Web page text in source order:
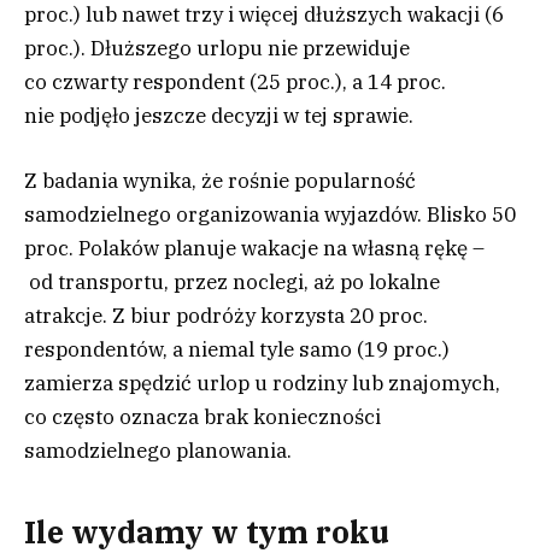
proc.) lub nawet trzy i więcej dłuższych wakacji (6
proc.). Dłuższego urlopu nie przewiduje
co czwarty respondent (25 proc.), a 14 proc.
nie podjęło jeszcze decyzji w tej sprawie.
Z badania wynika, że rośnie popularność
samodzielnego organizowania wyjazdów. Blisko 50
proc. Polaków planuje wakacje na własną rękę –
od transportu, przez noclegi, aż po lokalne
atrakcje. Z biur podróży korzysta 20 proc.
respondentów, a niemal tyle samo (19 proc.)
zamierza spędzić urlop u rodziny lub znajomych,
co często oznacza brak konieczności
samodzielnego planowania.
Ile wydamy w tym roku